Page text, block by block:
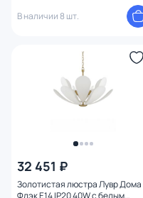
В наличии 8 шт.
32 451 ₽
Золотистая люстра Лувр Дома
Флэк E14 IP20 40W с белым